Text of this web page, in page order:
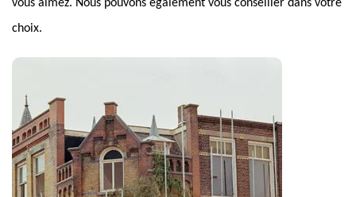
vous aimez. Nous pouvons également vous conseiller dans votre
choix.